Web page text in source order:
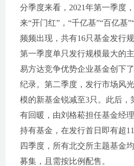
分季度来看，2021年第一季度
来“开门红”，“千亿基”“百亿基
频频出现，共有16只基金发行
第一季度单只发行规模最大的
易方达竞争优势企业基金创下
纪录。第二季度，发行市场风
模的新基金锐减至3只。此后，
有回暖，由刘格菘担任基金经
持有基金，在发行首日即有超
四季度，所有北交所主题基金
募集，且需按比例配售。